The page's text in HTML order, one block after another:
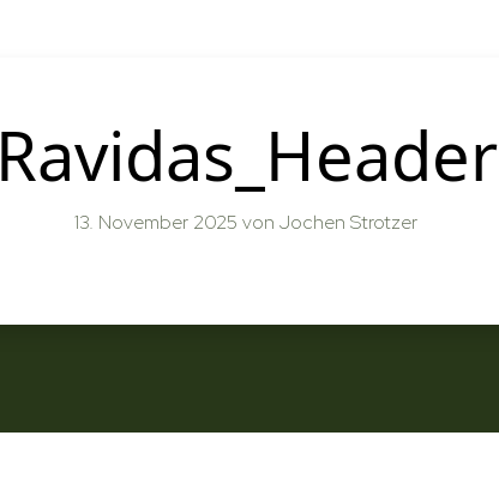
Ravidas_Header
13. November 2025 von Jochen Strotzer